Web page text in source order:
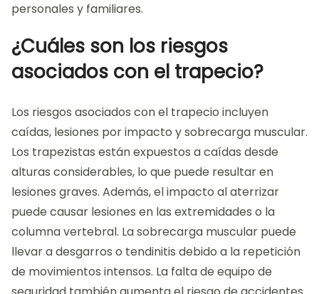
personales y familiares.
¿Cuáles son los riesgos
asociados con el trapecio?
Los riesgos asociados con el trapecio incluyen
caídas, lesiones por impacto y sobrecarga muscular.
Los trapezistas están expuestos a caídas desde
alturas considerables, lo que puede resultar en
lesiones graves. Además, el impacto al aterrizar
puede causar lesiones en las extremidades o la
columna vertebral. La sobrecarga muscular puede
llevar a desgarros o tendinitis debido a la repetición
de movimientos intensos. La falta de equipo de